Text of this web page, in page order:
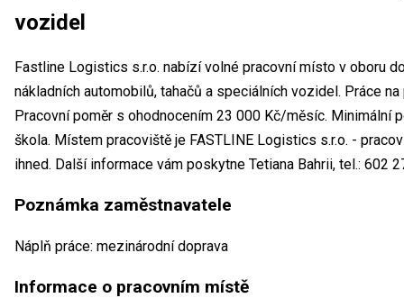
vozidel
Fastline Logistics s.r.o. nabízí volné pracovní místo v oboru
nákladních automobilů, tahačů a speciálních vozidel. Práce
Pracovní poměr s ohodnocením 23 000 Kč/měsíc. Minimální
škola. Místem pracoviště je FASTLINE Logistics s.r.o. -
ihned. Další informace vám poskytne Tetiana Bahrii, tel.: 602
Poznámka zaměstnavatele
Náplň práce: mezinárodní doprava
Informace o pracovním místě